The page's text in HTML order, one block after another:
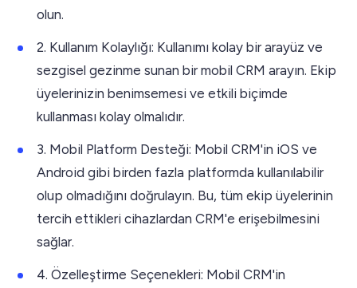
olun.
2. Kullanım Kolaylığı: Kullanımı kolay bir arayüz ve
sezgisel gezinme sunan bir mobil CRM arayın. Ekip
üyelerinizin benimsemesi ve etkili biçimde
kullanması kolay olmalıdır.
3. Mobil Platform Desteği: Mobil CRM'in iOS ve
Android gibi birden fazla platformda kullanılabilir
olup olmadığını doğrulayın. Bu, tüm ekip üyelerinin
tercih ettikleri cihazlardan CRM'e erişebilmesini
sağlar.
4. Özelleştirme Seçenekleri: Mobil CRM'in